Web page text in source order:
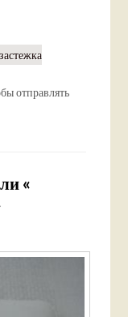
отправлять
«